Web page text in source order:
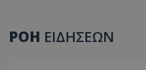
ΡΟΗ ΕΙΔΗΣΕΩΝ